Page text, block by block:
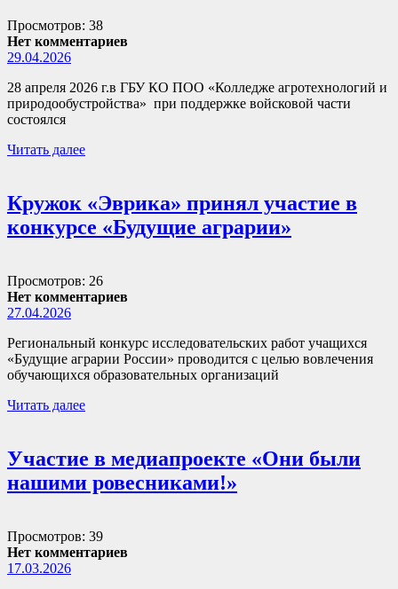
Просмотров: 38
Нет комментариев
29.04.2026
28 апреля 2026 г.в ГБУ КО ПОО «Колледже агротехнологий и
природообустройства» при поддержке войсковой части
состоялся
Читать далее
Кружок «Эврика» принял участие в
конкурсе «Будущие аграрии»
Просмотров: 26
Нет комментариев
27.04.2026
Региональный конкурс исследовательских работ учащихся
«Будущие аграрии России» проводится с целью вовлечения
обучающихся образовательных организаций
Читать далее
Участие в медиапроекте «Они были
нашими ровесниками!»
Просмотров: 39
Нет комментариев
17.03.2026